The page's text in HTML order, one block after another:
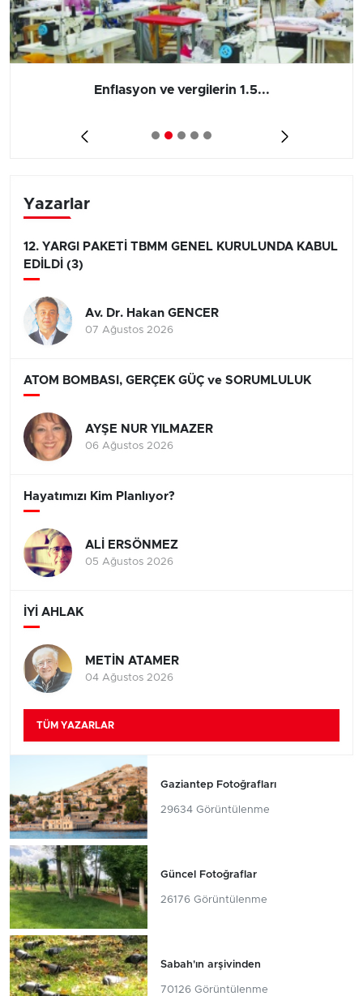
Enflasyon ve vergilerin 1.5...
Yazarlar
12. YARGI PAKETİ TBMM GENEL KURULUNDA KABUL
EDİLDİ (3)
Av. Dr. Hakan GENCER
07 Ağustos 2026
ATOM BOMBASI, GERÇEK GÜÇ ve SORUMLULUK
AYŞE NUR YILMAZER
06 Ağustos 2026
Hayatımızı Kim Planlıyor?
ALİ ERSÖNMEZ
05 Ağustos 2026
İYİ AHLAK
METİN ATAMER
04 Ağustos 2026
TÜM YAZARLAR
Gaziantep Fotoğrafları
29634 Görüntülenme
Güncel Fotoğraflar
26176 Görüntülenme
Sabah'ın arşivinden
70126 Görüntülenme